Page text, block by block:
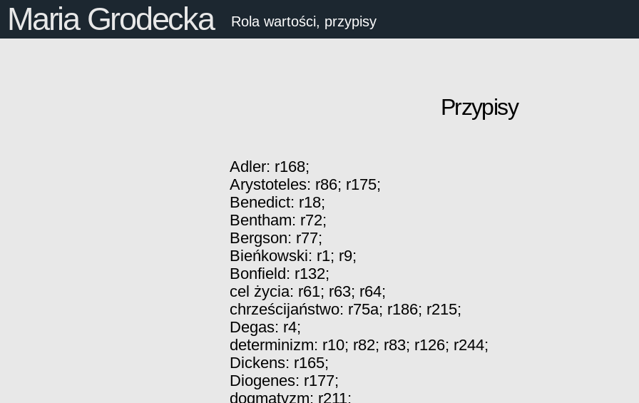
Maria Grodecka Rola wartości, przypisy
Przypisy
Adler: r168;
Arystoteles: r86; r175;
Benedict: r18;
Bentham: r72;
Bergson: r77;
Bieńkowski: r1; r9;
Bonfield: r132;
cel życia: r61; r63; r64;
chrześcijaństwo: r75a; r186; r215;
Degas: r4;
determinizm: r10; r82; r83; r126; r244;
Dickens: r165;
Diogenes: r177;
dogmatyzm: r211;